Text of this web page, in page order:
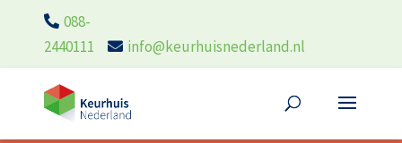
088-
2440111
info@keurhuisnederland.nl